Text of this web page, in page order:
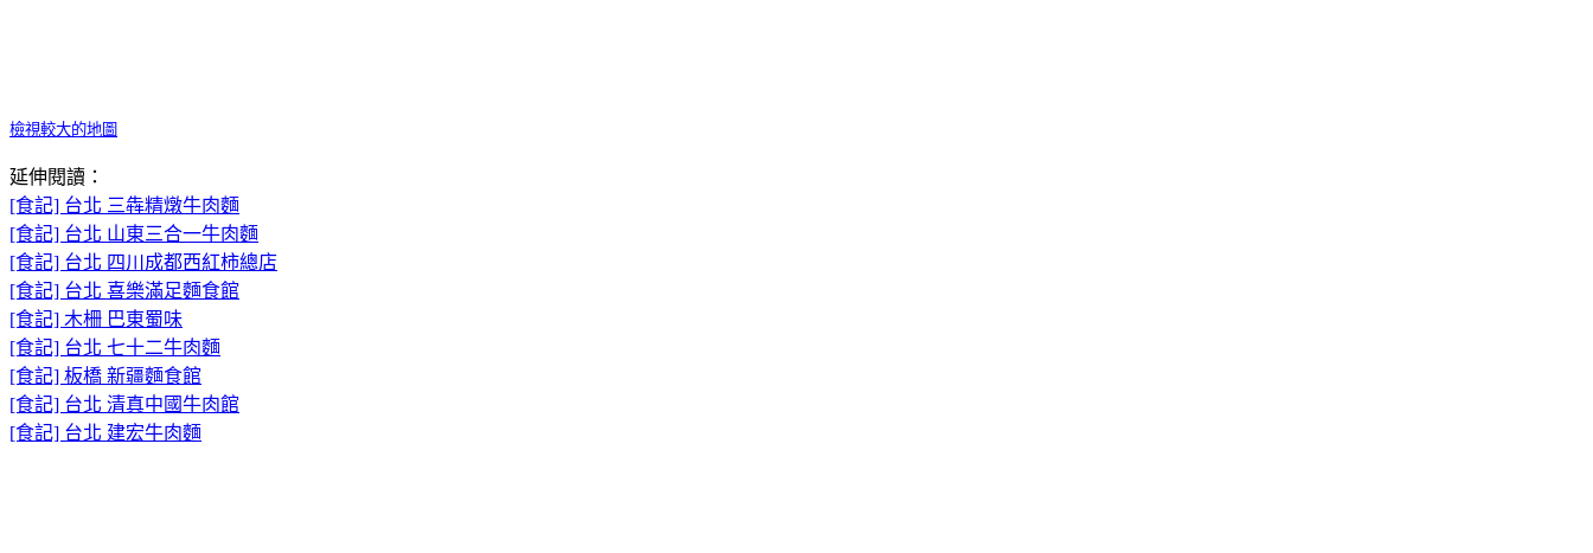
檢視較大的地圖
延伸閱讀：
[食記] 台北 三犇精燉牛肉麵
[食記] 台北 山東三合一牛肉麵
[食記] 台北 四川成都西紅柿總店
[食記] 台北 喜樂滿足麵食館
[食記] 木柵 巴東蜀味
[食記] 台北 七十二牛肉麵
[食記] 板橋 新疆麵食館
[食記] 台北 清真中國牛肉館
[食記] 台北 建宏牛肉麵